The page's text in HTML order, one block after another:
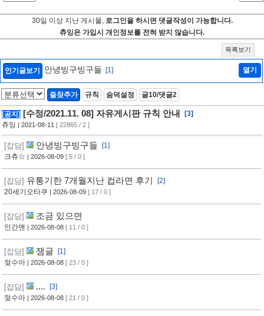
30일 이상 지난 게시물, 로그인을 하시면 댓글작성이 가능합니다.
츄잉은 가입시 개인정보를 전혀 받지 않습니다.
목록보기
인기글보기 안녕빙구빙구들 [1] 열기
즐찾추가 규칙 숨덕설정 글10/댓글2
[공지] [수정/2021.11. 08] 자유게시판 규칙 안내
[3]
츄잉 | 2021-08-11 [ 22865 / 2 ]
[잡담] 안녕빙구빙구들
[1]
크츄☆ | 2026-08-09 [ 5 / 0 ]
[잡담] 유통기한 7개월지난 컵라면 후기
[2]
20세기오타쿠 | 2026-08-09 [ 17 / 0 ]
[잡담] 조금 있으면
인간맨 | 2026-08-08 [ 11 / 0 ]
[잡담] 잼글
[1]
젖수아 | 2026-08-08 [ 23 / 0 ]
[잡담] ....
[3]
젖수아 | 2026-08-08 [ 21 / 0 ]